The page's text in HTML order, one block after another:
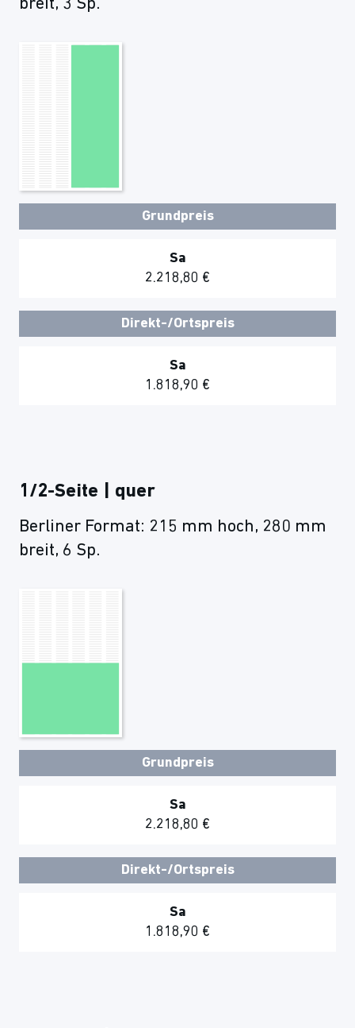
breit, 3 Sp.
Grundpreis
Sa
2.218,80 €
Direkt-/Ortspreis
Sa
1.818,90 €
1/2-Seite | quer
Berliner Format: 215 mm hoch, 280 mm
breit, 6 Sp.
Grundpreis
Sa
2.218,80 €
Direkt-/Ortspreis
Sa
1.818,90 €